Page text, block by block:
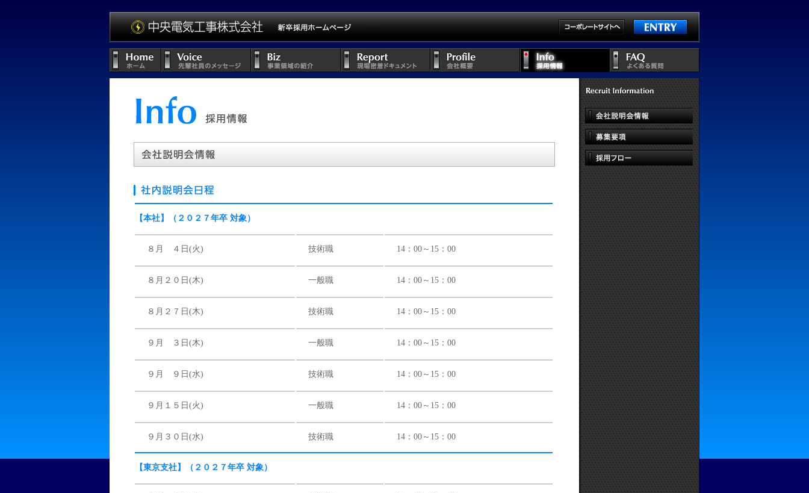
【本社】（２０２７年卒 対象）
８月 ４日(火) 技術職 14：00～15：00
８月２０日(木) 一般職 14：00～15：00
８月２７日(木) 技術職 14：00～15：00
９月 ３日(木) 一般職 14：00～15：00
９月 ９日(水) 技術職 14：00～15：00
９月１５日(火) 一般職 14：00～15：00
９月３０日(水) 技術職 14：00～15：00
【東京支社】（２０２７年卒 対象）